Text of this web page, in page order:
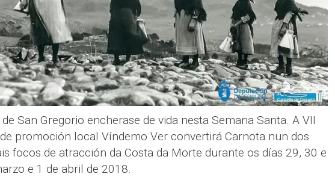
San Gregorio encherase de vida nesta Semana Santa. A VII
promoción local Víndemo Ver convertirá Carnota nun dos
focos de atracción da Costa da Morte durante os días 29, 30 e
e 1 de abril de 2018.